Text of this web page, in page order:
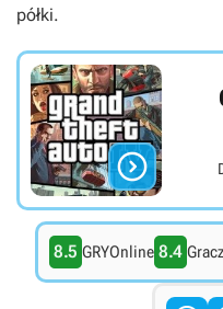
półki.

8.5 GRYOnline 8.4